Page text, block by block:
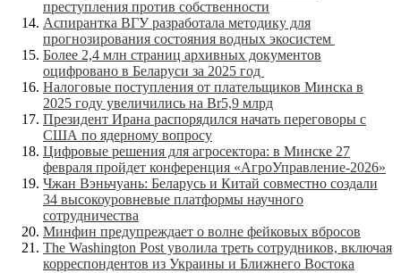
преступления против собственности
Аспирантка ВГУ разработала методику для
прогнозирования состояния водных экосистем
Более 2,4 млн страниц архивных документов
оцифровано в Беларуси за 2025 год
Налоговые поступления от плательщиков Минска в
2025 году увеличились на Br5,9 млрд
Президент Ирана распорядился начать переговоры с
США по ядерному вопросу
Цифровые решения для агросектора: в Минске 27
февраля пройдет конференция «АгроУправление-2026»
Чжан Вэньчуань: Беларусь и Китай совместно создали
34 высокоуровневые платформы научного
сотрудничества
Минфин предупреждает о волне фейковых вбросов
The Washington Post уволила треть сотрудников, включая
корреспондентов из Украины и Ближнего Востока